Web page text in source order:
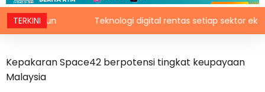
TERKINI Teknologi digital rentas setiap sektor ekonomi
Kepakaran Space42 berpotensi tingkat keupayaan
Malaysia